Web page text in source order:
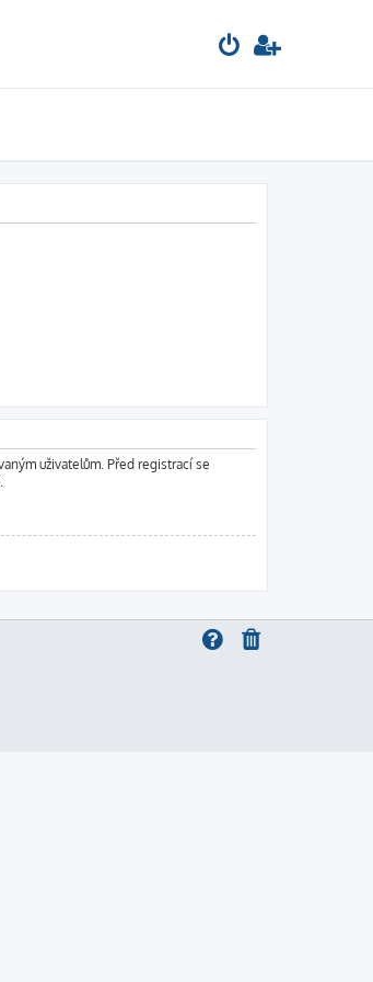
uživatelům. Před registrací se